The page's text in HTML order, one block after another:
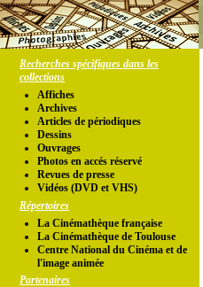
Recherches spécifiques dans les
collections
Affiches
Archives
Articles de périodiques
Dessins
Ouvrages
Photos en accés réservé
Revues de presse
Vidéos (DVD et VHS)
Répertoires
La Cinémathèque française
La Cinémathèque de Toulouse
Centre National du Cinéma et de
l'image animée
Partenaires